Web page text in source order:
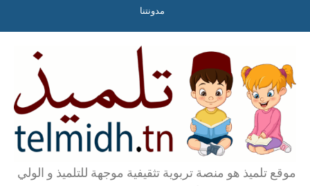
مدونتنا
موقع تلميذ هو منصة تربوية تثقيفية موجهة للتلميذ و الولي